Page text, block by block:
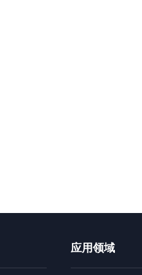
应用领域